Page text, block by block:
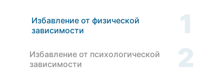
Избавление от физической
зависимости
1
Избавление от психологической
зависимости
2